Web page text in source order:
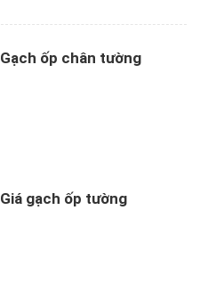
Gạch ốp chân tường
Giá gạch ốp tường